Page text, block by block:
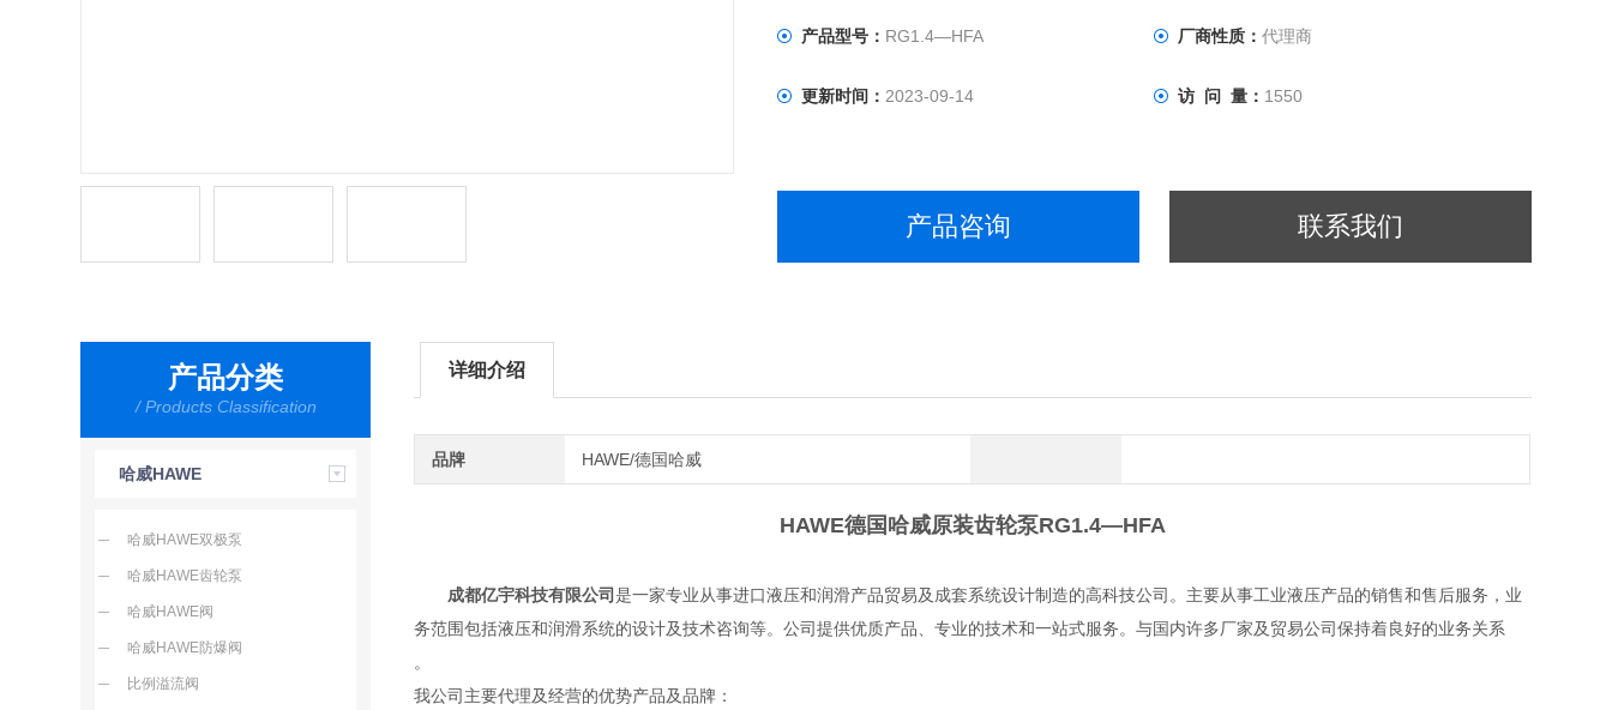
产品型号： RG1.4—HFA 厂商性质：代理商
更新时间： 2023-09-14 访 问 量： 1550
产品咨询 联系我们
产品分类
/ Products Classification
哈威HAWE
哈威HAWE双极泵
哈威HAWE齿轮泵
哈威HAWE阀
哈威HAWE防爆阀
比例溢流阀
详细介绍
品牌 HAWE/德国哈威
HAWE德国哈威原装齿轮泵RG1.4—HFA
成都亿宇科技有限公司是一家专业从事进口液压和润滑产品贸易及成套系统设计制造的高科技公司。主要从事工业液压产品的销售和售后服务，业
务范围包括液压和润滑系统的设计及技术咨询等。公司提供优质产品、专业的技术和一站式服务。与国内许多厂家及贸易公司保持着良好的业务关系
。
我公司主要代理及经营的优势产品及品牌：